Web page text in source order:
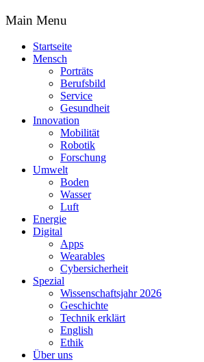
Main Menu
Startseite
Mensch
Porträts
Berufsbild
Service
Gesundheit
Innovation
Mobilität
Robotik
Forschung
Umwelt
Boden
Wasser
Luft
Energie
Digital
Apps
Wearables
Cybersicherheit
Spezial
Wissenschaftsjahr 2026
Geschichte
Technik erklärt
English
Ethik
Über uns